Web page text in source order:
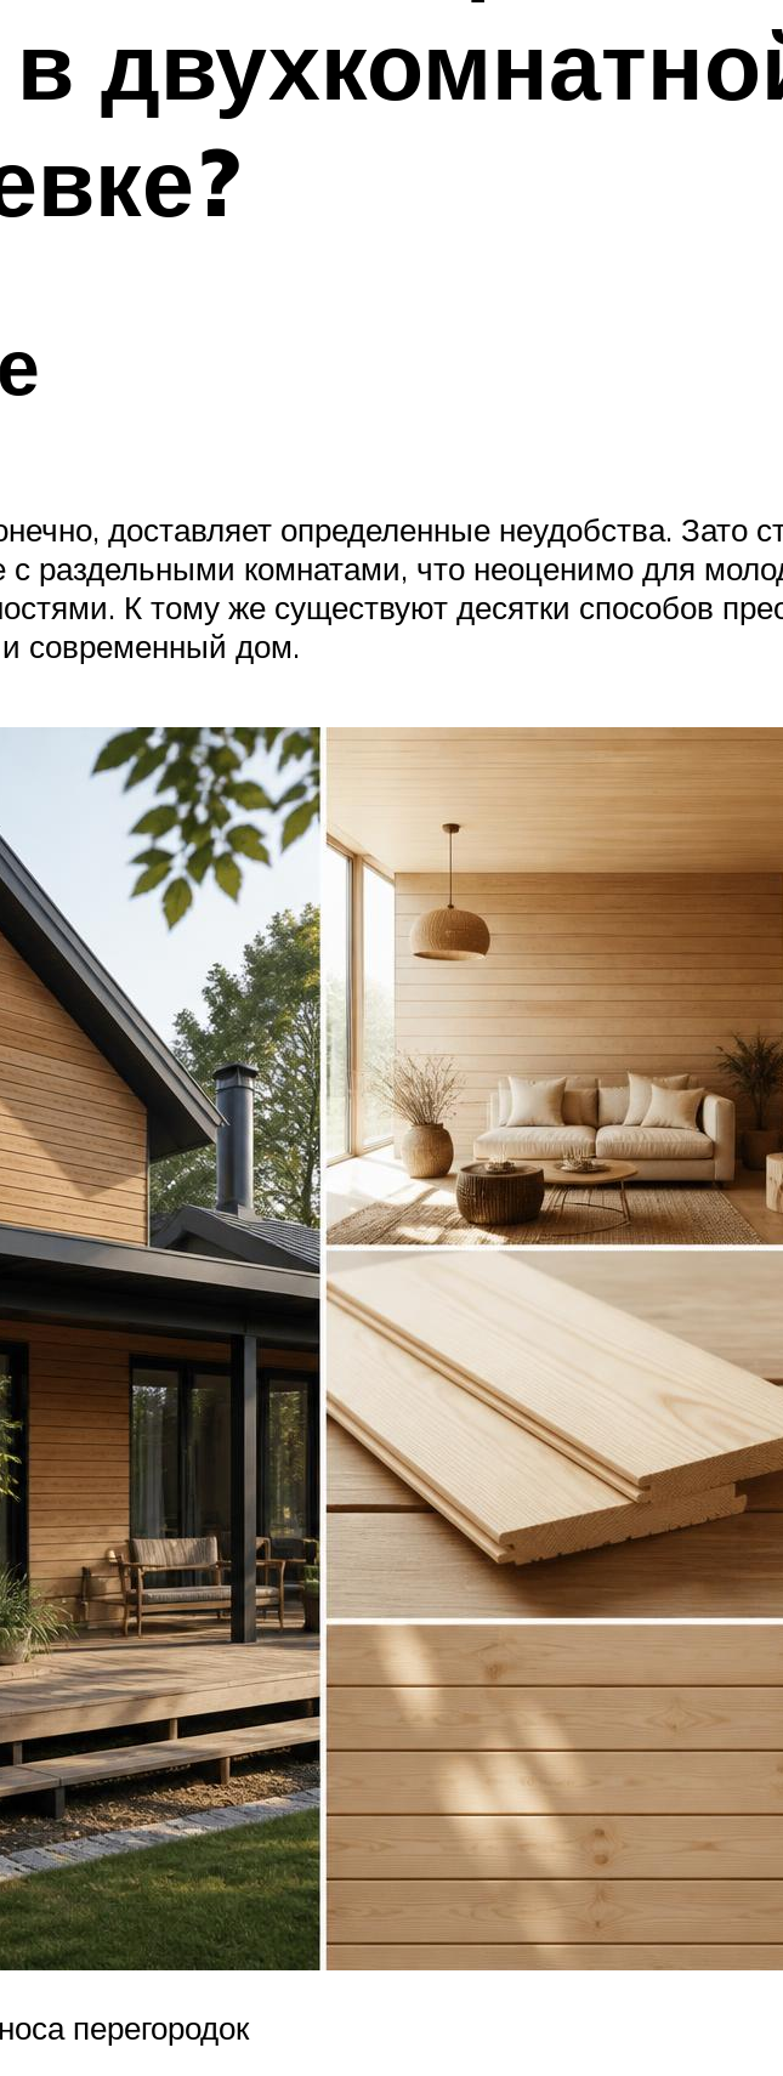
доставляет определенные неудобства. Зато
с раздельными комнатами, что неоценимо для
К тому же существуют десятки способов
современный дом.
перегородок